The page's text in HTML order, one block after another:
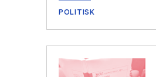
POLITISK